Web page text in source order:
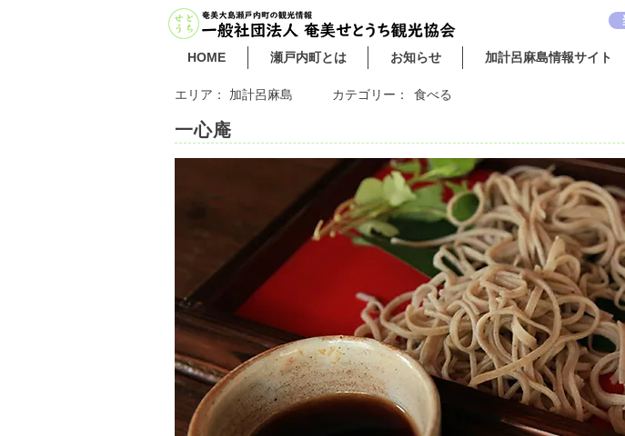
HOME 瀬戸内町とは お知らせ 加計呂麻島情報サイト
エリア： 加計呂麻島 カテゴリー： 食べる
一心庵